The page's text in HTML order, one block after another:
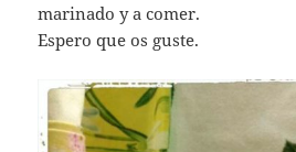
marinado y a comer.
Espero que os guste.